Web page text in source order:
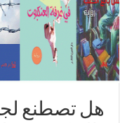
هل تصطنع